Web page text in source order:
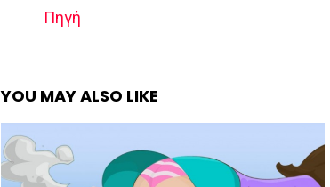
Πηγή
YOU MAY ALSO LIKE